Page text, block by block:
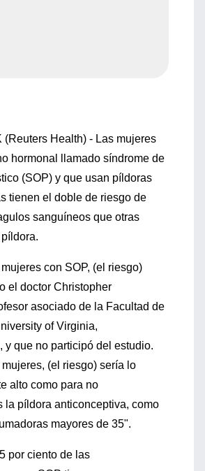
(Reuters Health) - Las mujeres
hormonal llamado síndrome de
(SOP) y que usan píldoras
tienen el doble de riesgo de
sanguíneos que otras
con SOP, (el riesgo)
el doctor Christopher
asociado de la Facultad de
of Virginia,
y que no participó del estudio.
(el riesgo) sería lo
alto como para no
la píldora anticonceptiva, como
mayores de 35".
por ciento de las